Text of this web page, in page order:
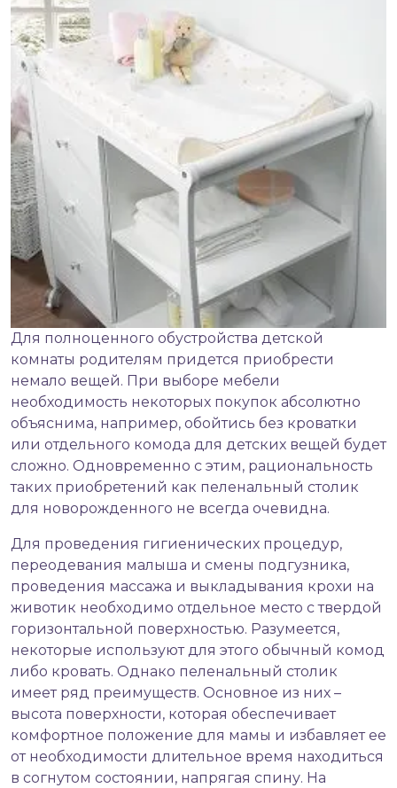
Для полноценного обустройства детской
комнаты родителям придется приобрести
немало вещей. При выборе мебели
необходимость некоторых покупок абсолютно
объяснима, например, обойтись без кроватки
или отдельного комода для детских вещей будет
сложно. Одновременно с этим, рациональность
таких приобретений как пеленальный столик
для новорожденного не всегда очевидна.
Для проведения гигиенических процедур,
переодевания малыша и смены подгузника,
проведения массажа и выкладывания крохи на
животик необходимо отдельное место с твердой
горизонтальной поверхностью. Разумеется,
некоторые используют для этого обычный комод
либо кровать. Однако пеленальный столик
имеет ряд преимуществ. Основное из них –
высота поверхности, которая обеспечивает
комфортное положение для мамы и избавляет ее
от необходимости длительное время находиться
в согнутом состоянии, напрягая спину. На